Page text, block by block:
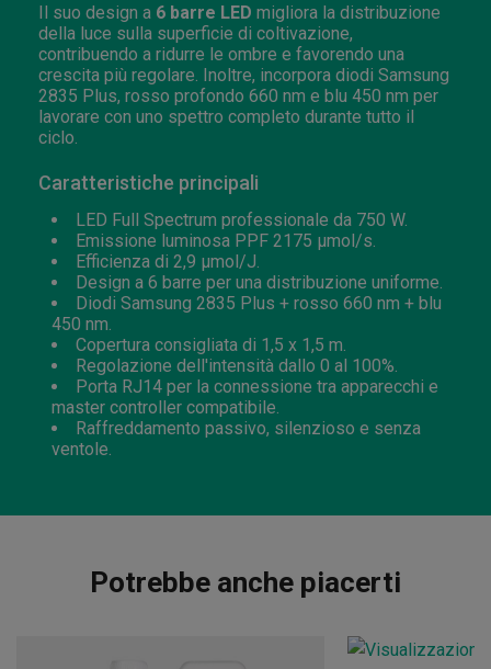
Il suo design a 6 barre LED migliora la distribuzione
della luce sulla superficie di coltivazione,
contribuendo a ridurre le ombre e favorendo una
crescita più regolare. Inoltre, incorpora diodi Samsung
2835 Plus, rosso profondo 660 nm e blu 450 nm per
lavorare con uno spettro completo durante tutto il
ciclo.
Caratteristiche principali
LED Full Spectrum professionale da 750 W.
Emissione luminosa PPF 2175 μmol/s.
Efficienza di 2,9 μmol/J.
Design a 6 barre per una distribuzione uniforme.
Diodi Samsung 2835 Plus + rosso 660 nm + blu
450 nm.
Copertura consigliata di 1,5 x 1,5 m.
Regolazione dell'intensità dallo 0 al 100%.
Porta RJ14 per la connessione tra apparecchi e
master controller compatibile.
Raffreddamento passivo, silenzioso e senza
ventole.
Potrebbe anche piacerti